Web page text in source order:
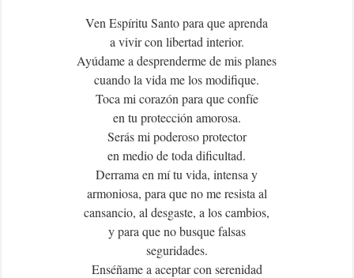
Ven Espíritu Santo para que aprenda
a vivir con libertad interior.
Ayúdame a desprenderme de mis planes
cuando la vida me los modifique.
Toca mi corazón para que confíe
en tu protección amorosa.
Serás mi poderoso protector
en medio de toda dificultad.
Derrama en mí tu vida, intensa y
armoniosa, para que no me resista al
cansancio, al desgaste, a los cambios,
y para que no busque falsas
seguridades.
Enséñame a aceptar con serenidad